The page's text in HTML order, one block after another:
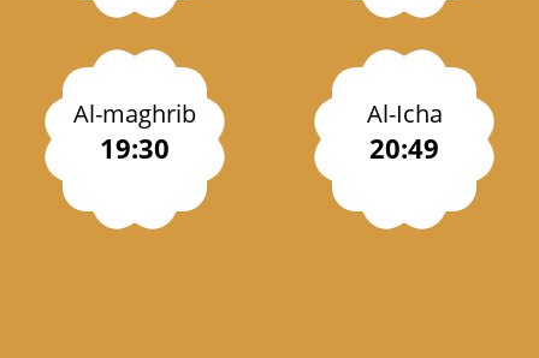
Al-maghrib
19:30
Al-Icha
20:49